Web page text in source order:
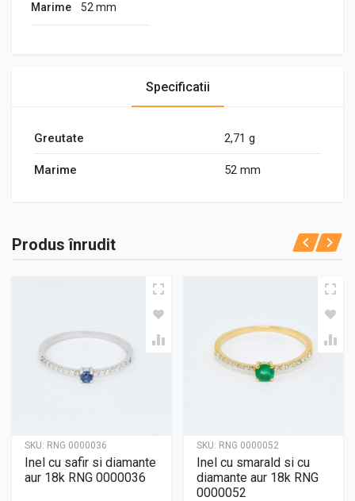
Marime
52 mm
Specificatii
Greutate 2,71 g
Marime 52 mm
Produs înrudit
SKU: RNG 0000036
Inel cu safir si diamante
aur 18k RNG 0000036
SKU: RNG 0000052
Inel cu smarald si cu
diamante aur 18k RNG
0000052